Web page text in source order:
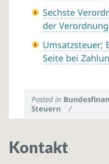
Sechste
der
Umsatzsteuer;
Seite bei
Posted in
Steuern
/
Kontakt